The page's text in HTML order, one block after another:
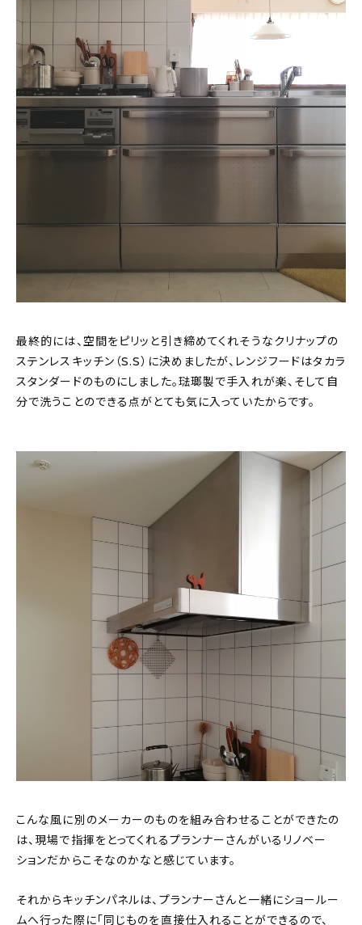
最終的には、空間をピリッと引き締めてくれそうなクリナップの
ステンレスキッチン（S.S）に決めましたが、レンジフードはタカラ
スタンダードのものにしました。琺瑯製で手入れが楽、そして自
分で洗うことのできる点がとても気に入っていたからです。
こんな風に別のメーカーのものを組み合わせることができたの
は、現場で指揮をとってくれるプランナーさんがいるリノベー
ションだからこそなのかなと感じています。
それからキッチンパネルは、プランナーさんと一緒にショールー
ムへ行った際に「同じものを直接仕入れることができるので、